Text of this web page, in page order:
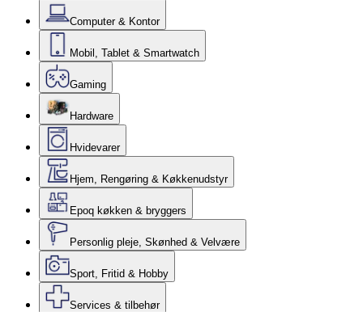
Computer & Kontor
Mobil, Tablet & Smartwatch
Gaming
Hardware
Hvidevarer
Hjem, Rengøring & Køkkenudstyr
Epoq køkken & bryggers
Personlig pleje, Skønhed & Velvære
Sport, Fritid & Hobby
Services & tilbehør